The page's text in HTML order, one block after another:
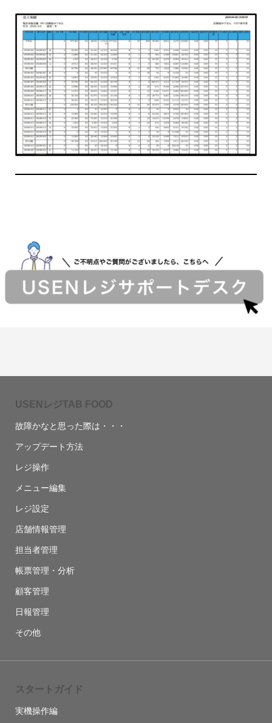
USENレジTAB FOOD
故障かなと思った際は・・・
アップデート方法
レジ操作
メニュー編集
レジ設定
店舗情報管理
担当者管理
帳票管理・分析
顧客管理
日報管理
その他
スタートガイド
実機操作編